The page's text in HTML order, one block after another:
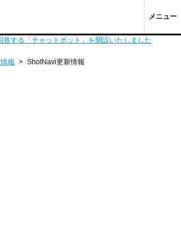
メニュー
答する「チャットボット」を開設いたしました
報 > ShotNavi更新情報